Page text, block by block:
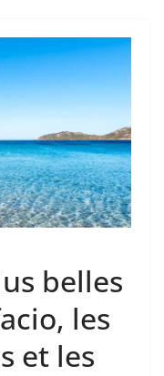
belles
les
et les